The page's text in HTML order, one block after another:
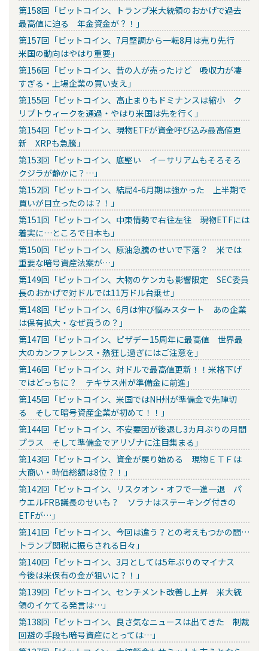
第158回「ビットコイン、トランプ米大統領のおかげで過去
最高値に迫る 年金資金が？！」
第157回「ビットコイン、7月堅調から一転8月は売り先行
米国の動向はやはり重要」
第156回「ビットコイン、昔の人が売ったけど 吸収力が凄
すぎる・上場企業の買い支え」
第155回「ビットコイン、高止まりもドミナンスは縮小 ク
リプトウィークを通過・やはり米国は先を行く」
第154回「ビットコイン、現物ETFが資金呼び込み最高値更
新 XRPも急騰」
第153回「ビットコイン、底堅い イーサリアムもそろそろ
クジラが静かに？…」
第152回「ビットコイン、結局4-6月期は強かった 上半期で
買いが目立ったのは？！」
第151回「ビットコイン、中東情勢で右往左往 現物ETFには
着実に…ところで日本も」
第150回「ビットコイン、原油急騰のせいで下落？ 米では
重要な暗号資産法案が…」
第149回「ビットコイン、大物のケンカも影響限定 SEC委員
長のおかげで対ドルでは11万ドル台乗せ」
第148回「ビットコイン、6月は伸び悩みスタート あの企業
は保有拡大・なぜ買うの？」
第147回「ビットコイン、ピザデー15周年に最高値 世界最
大のカンファレンス・熱狂し過ぎにはご注意を」
第146回「ビットコイン、対ドルで最高値更新！！米格下げ
ではどっちに？ テキサス州が準備金に前進」
第145回「ビットコイン、米国ではNH州が準備金で先陣切
る そして暗号資産企業が初めて！！」
第144回「ビットコイン、不安要因が後退し3カ月ぶりの月間
プラス そして準備金でアリゾナに注目集まる」
第143回「ビットコイン、資金が戻り始める 現物ＥＴＦは
大商い・時価総額は8位？！」
第142回「ビットコイン、リスクオン・オフで一進一退 パ
ウエルFRB議長のせいも？ ソラナはステーキング付きの
ETFが…」
第141回「ビットコイン、今回は違う？との考えもつかの間…
トランプ関税に振らされる日々」
第140回「ビットコイン、3月としては5年ぶりのマイナス
今後は米保有の金が狙いに？！」
第139回「ビットコイン、センチメント改善し上昇 米大統
領のイケてる発言は…」
第138回「ビットコイン、良さ気なニュースは出てきた 制裁
回避の手段も暗号資産にとっては…」